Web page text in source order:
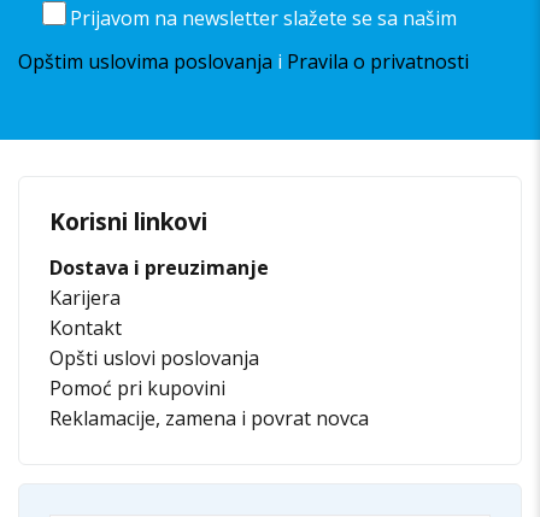
Prijavom na newsletter slažete se sa našim
Opštim uslovima poslovanja i Pravila o privatnosti
Korisni linkovi
Dostava i preuzimanje
Karijera
Kontakt
Opšti uslovi poslovanja
Pomoć pri kupovini
Reklamacije, zamena i povrat novca